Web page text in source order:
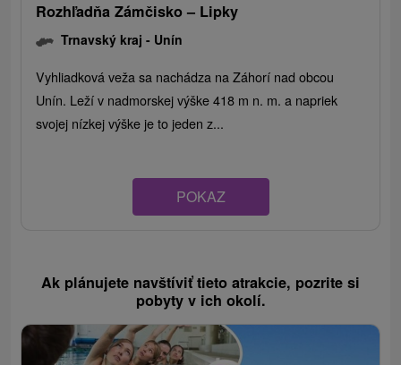
Rozhľadňa Zámčisko – Lipky
Trnavský kraj - Unín
Vyhliadková veža sa nachádza na Záhorí nad obcou
Unín. Leží v nadmorskej výške 418 m n. m. a napriek
svojej nízkej výške je to jeden z...
POKAZ
Ak plánujete navštíviť tieto atrakcie, pozrite si
pobyty v ich okolí.